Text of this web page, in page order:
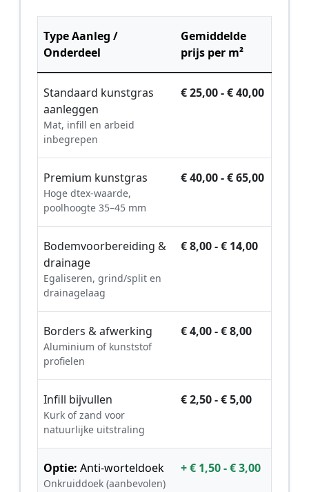
Type Aanleg /
Onderdeel
Gemiddelde
prijs per m²
Standaard kunstgras
aanleggen
Mat, infill en arbeid
inbegrepen
€ 25,00 - € 40,00
Premium kunstgras
Hoge dtex-waarde,
poolhoogte 35–45 mm
€ 40,00 - € 65,00
Bodemvoorbereiding &
drainage
Egaliseren, grind/split en
drainagelaag
€ 8,00 - € 14,00
Borders & afwerking
Aluminium of kunststof
profielen
€ 4,00 - € 8,00
Infill bijvullen
Kurk of zand voor
natuurlijke uitstraling
€ 2,50 - € 5,00
Optie: Anti-worteldoek
Onkruiddoek (aanbevolen)
+ € 1,50 - € 3,00